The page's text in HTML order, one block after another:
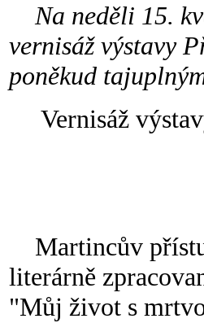
Na neděli 15.
vernisáž výstavy
poněkud
Vernisáž
Martincův
literárně
"Můj život s